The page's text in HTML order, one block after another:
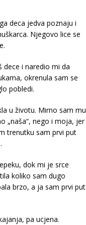
deca jedva poznaju i
Njegovo lice se
dece i naredio mi da
okrenula sam se
pobledi.
u životu. Mirno sam mu
„naša“, nego i moja, jer
trenutku sam prvi put
dok mi je srce
koliko sam dugo
brzo, a ja sam prvi put
pa ucjena.